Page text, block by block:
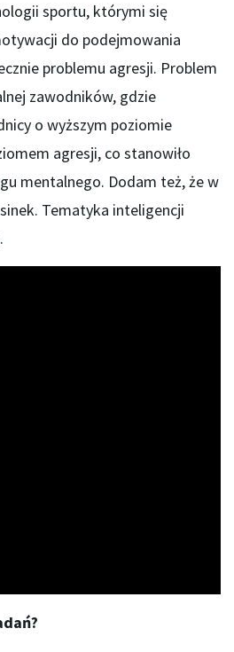
sportu, którymi się
do podejmowania
problemu agresji. Problem
zawodników, gdzie
o wyższym poziomie
agresji, co stanowiło
mentalnego. Dodam też, że w
Tematyka inteligencji